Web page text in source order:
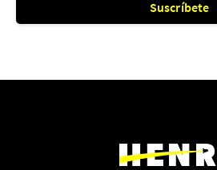
Suscríbete